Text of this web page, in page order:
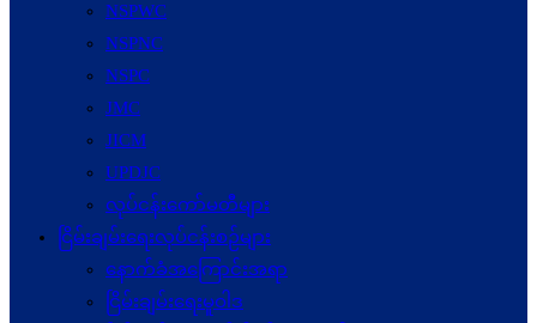
NSPWC
NSPNC
NSPC
JMC
JICM
UPDJC
လုပ်ငန်းကော်မတီများ
ငြိမ်းချမ်းရေးလုပ်ငန်းစဉ်များ
နောက်ခံအကြောင်းအရာ
ငြိမ်းချမ်းရေးမူဝါဒ